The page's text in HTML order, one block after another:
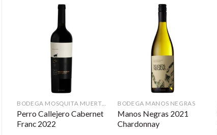
BODEGA MOSQUITA MUERTA WINES
Perro Callejero Cabernet
Franc 2022
BODEGA MANOS NEGRAS
Manos Negras 2021
Chardonnay